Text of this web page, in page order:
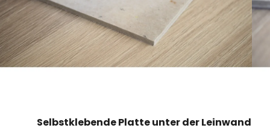
Selbstklebende Platte unter der Leinwand